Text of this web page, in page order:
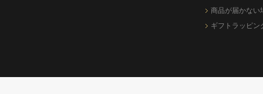
商品が届かない
ギフトラッピン